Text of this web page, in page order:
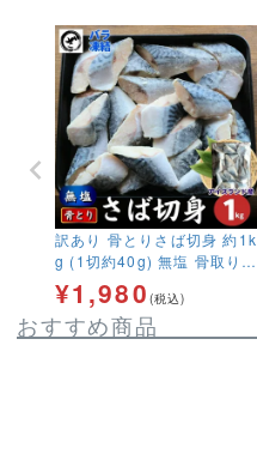
訳あり 骨とりさば切身 約1k
g (1切約40g) 無塩 骨取り
鯖 サバ 無添加 お弁当 大容
量 ストック
¥1,980 (税込)
おすすめ商品